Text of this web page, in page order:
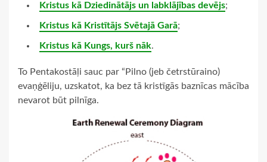
Kristus kā Dziedinātājs un labklājības devējs;
Kristus kā Kristītājs Svētajā Garā;
Kristus kā Kungs, kurš nāk.
To Pentakostāļi sauc par “Pilno (jeb četrstūraino)
evaņģēliju, uzskatot, ka bez tā kristīgās baznīcas mācība
nevarot būt pilnīga.